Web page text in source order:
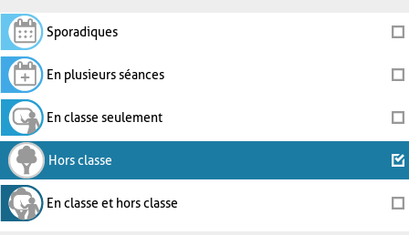
Sporadiques
En plusieurs séances
En classe seulement
Hors classe
En classe et hors classe